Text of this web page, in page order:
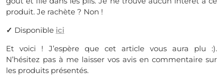
produit. Je rachète ? Non !
✓ Disponible ici
Et voici ! J’espère que cet article vous aura plu :).
N’hésitez pas à me laisser vos avis en commentaire sur
les produits présentés.